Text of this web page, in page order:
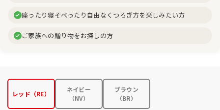
座ったり寝そべったり自由なくつろぎ方を楽しみたい方
ご家族への贈り物をお探しの方
レッド（RE）
ネイビー
（NV）
ブラウン
（BR）